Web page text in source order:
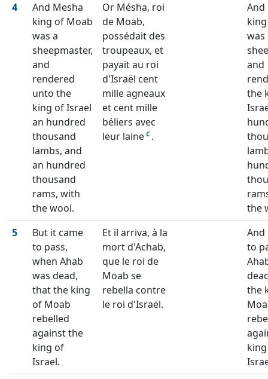
4
And Mesha
king of Moab
was a
sheepmaster,
and
rendered
unto the
king of Israel
an hundred
thousand
lambs, and
an hundred
thousand
rams, with
the wool.
Or Mésha, roi
de Moab,
possédait des
troupeaux, et
payait au roi
d'Israël cent
mille agneaux
et cent mille
béliers avec
leur lainec .
And
was
and
the
the
5
But it came
to pass,
when Ahab
was dead,
that the king
of Moab
rebelled
against the
king of
Israel.
Et il arriva, à la
mort d'Achab,
que le roi de
Moab se
rebella contre
le roi d'Israël.
And
to
the